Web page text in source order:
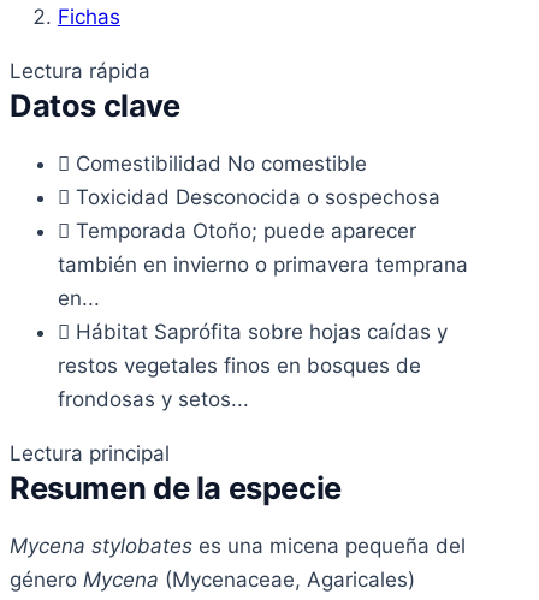
Fichas
Lectura rápida
Datos clave
Comestibilidad No comestible
Toxicidad Desconocida o sospechosa
Temporada Otoño; puede aparecer
también en invierno o primavera temprana
en...
Hábitat Saprófita sobre hojas caídas y
restos vegetales finos en bosques de
frondosas y setos...
Lectura principal
Resumen de la especie
Mycena stylobates es una micena pequeña del
género Mycena (Mycenaceae, Agaricales)